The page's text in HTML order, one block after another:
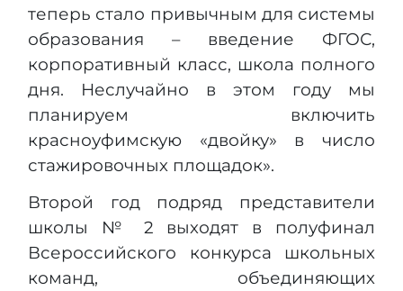
теперь стало привычным для системы
образования – введение ФГОС,
корпоративный класс, школа полного
дня. Неслучайно в этом году мы
планируем включить
красноуфимскую «двойку» в число
стажировочных площадок».
Второй год подряд представители
школы № 2 выходят в полуфинал
Всероссийского конкурса школьных
команд, объединяющих